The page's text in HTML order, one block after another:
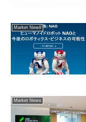
Market News
Market News